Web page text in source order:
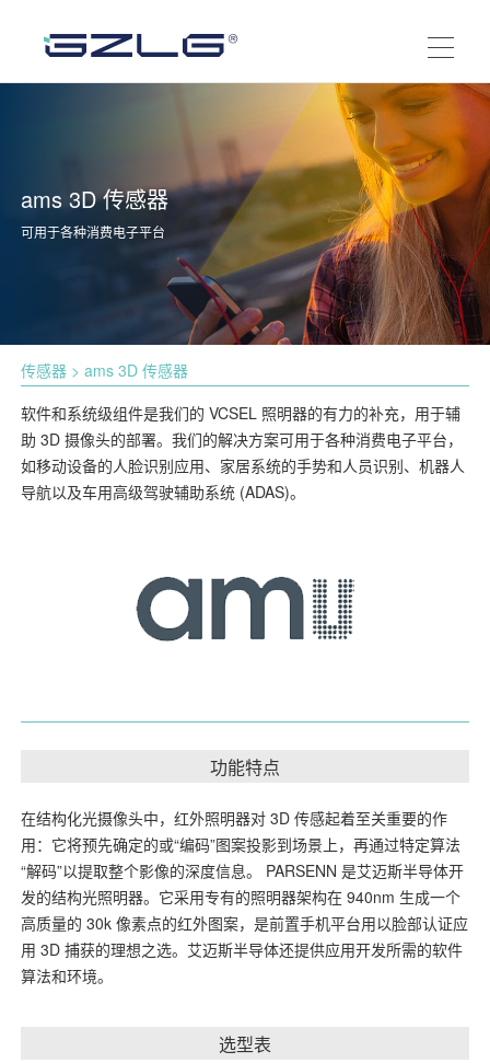
ams 3D 传感器
可用于各种消费电子平台
传感器 > ams 3D 传感器
软件和系统级组件是我们的 VCSEL 照明器的有力的补充，用于辅
助 3D 摄像头的部署。我们的解决方案可用于各种消费电子平台，
如移动设备的人脸识别应用、家居系统的手势和人员识别、机器人
导航以及车用高级驾驶辅助系统 (ADAS)。
功能特点
在结构化光摄像头中，红外照明器对 3D 传感起着至关重要的作
用：它将预先确定的或“编码”图案投影到场景上，再通过特定算法
“解码”以提取整个影像的深度信息。 PARSENN 是艾迈斯半导体开
发的结构光照明器。它采用专有的照明器架构在 940nm 生成一个
高质量的 30k 像素点的红外图案，是前置手机平台用以脸部认证应
用 3D 捕获的理想之选。艾迈斯半导体还提供应用开发所需的软件
算法和环境。
选型表